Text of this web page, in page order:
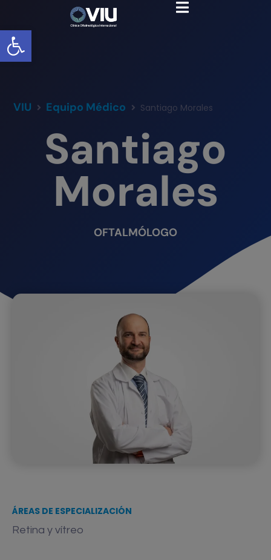
Abrir barra de herramientas
VIU Equipo Médico Santiago Morales
Santiago
Morales
OFTALMÓLOGO
ÁREAS DE ESPECIALIZACIÓN
Retina y vítreo